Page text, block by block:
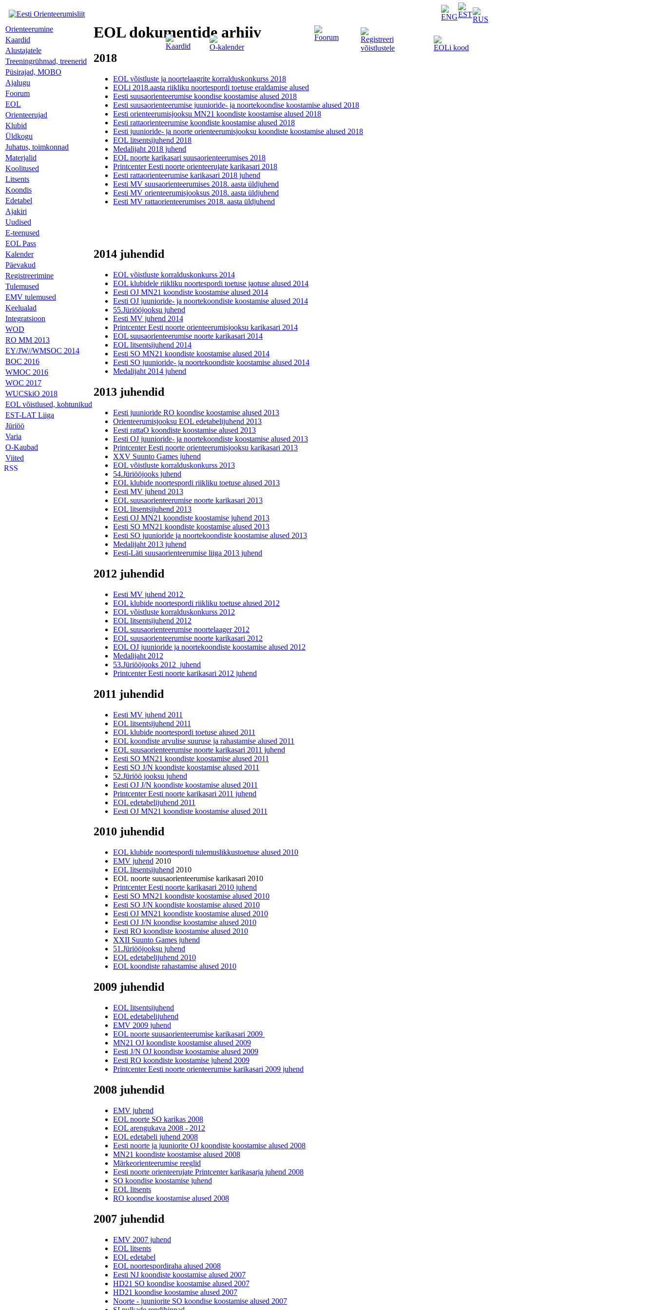
Kaardid O-kalender
Foorum
Registreeri
võistlustele
EOLi kood
Orienteerumine
Kaardid
Alustajatele
Treeningrühmad, treenerid
Püsirajad, MOBO
Ajalugu
Foorum
EOL
Orienteerujad
Klubid
Üldkogu
Juhatus, toimkonnad
Materjalid
Koolitused
Litsents
Koondis
Edetabel
Ajakiri
Uudised
E-teenused
EOL Pass
Kalender
Päevakud
Registreerimine
Tulemused
EMV tulemused
Keelualad
Integratsioon
WOD
RO MM 2013
EY/JW//WMSOC 2014
BOC 2016
WMOC 2016
WOC 2017
WUCSkiO 2018
EOL võistlused, kohtunikud
EST-LAT Liiga
Jüriöö
Varia
O-Kaubad
Viited
EOL dokumentide arhiiv
2018
EOL võistluste ja noortelaagrite korralduskonkurss 2018
EOLi 2018.aasta riikliku noortespordi toetuse eraldamise alused
Eesti suusaorienteerumise koondise koostamise alused 2018
Eesti suusaorienteerumise juunioride- ja noortekoondise koostamise alused 2018
Eesti orienteerumisjooksu MN21 koondiste koostamise alused 2018
Eesti rattaorienteerumise koondiste koostamise alused 2018
Eesti juunioride- ja noorte orienteerumisjooksu koondiste koostamise alused 2018
EOL litsentsijuhend 2018
Medalijaht 2018 juhend
EOL noorte karikasari suusaorienteerumises 2018
Printcenter Eesti noorte orienteerujate karikasari 2018
Eesti rattaorienteerumise karikasari 2018 juhend
Eesti MV suusaorienteerumises 2018. aasta üldjuhend
Eesti MV orienteerumisjooksus 2018. aasta üldjuhend
Eesti MV rattaorienteerumises 2018. aasta üldjuhend
2014 juhendid
EOL võistluste korralduskonkurss 2014
EOL klubidele riikliku noortespordi toetuse jaotuse alused 2014
Eesti OJ MN21 koondiste koostamise alused 2014
Eesti OJ juunioride- ja noortekoondiste koostamise alused 2014
55.Jüriööjooksu juhend
Eesti MV juhend 2014
Printcenter Eesti noorte orienteerumisjooksu karikasari 2014
EOL suusaorienteerumise noorte karikasari 2014
EOL litsentsijuhend 2014
Eesti SO MN21 koondiste koostamise alused 2014
Eesti SO juunioride- ja noortekoondiste koostamise alused 2014
Medalijaht 2014 juhend
2013 juhendid
Eesti juunioride RO koondise koostamise alused 2013
Orienteerumisjooksu EOL edetabelijuhend 2013
Eesti rattaO koondiste koostamise alused 2013
Eesti OJ juunioride- ja noortekoondiste koostamise alused 2013
Printcenter Eesti noorte orienteerumisjooksu karikasari 2013
XXV Suunto Games juhend
EOL võistluste korralduskonkurss 2013
54.Jüriööjooks juhend
EOL klubide noortespordi riikliku toetuse alused 2013
Eesti MV juhend 2013
EOL suusaorienteerumise noorte karikasari 2013
EOL litsentsijuhend 2013
Eesti OJ MN21 koondiste koostamise juhend 2013
Eesti SO MN21 koondiste koostamise alused 2013
Eesti SO juunioride ja noortekoondiste koostamise alused 2013
Medalijaht 2013 juhend
Eesti-Läti suusaorienteerumise liiga 2013 juhend
2012 juhendid
Eesti MV juhend 2012
EOL klubide noortespordi riikliku toetuse alused 2012
EOL võistluste korralduskonkurss 2012
EOL litsentsijuhend 2012
EOL suusaorienteerumise noortelaager 2012
EOL suusaorienteerumise noorte karikasari 2012
EOL OJ juunioride ja noortekoondiste koostamise alused 2012
Medalijaht 2012
53.Jüriööjooks 2012_juhend
Printcenter Eesti noorte karikasari 2012 juhend
2011 juhendid
Eesti MV juhend 2011
EOL litsentsijuhend 2011
EOL klubide noortespordi toetuse alused 2011
EOL koondiste arvulise suuruse ja rahastamise alused 2011
EOL suusaorienteerumise noorte karikasari 2011 juhend
Eesti SO MN21 koondiste koostamise alused 2011
Eesti SO J/N koondiste koostamise alused 2011
52.Jüriöö jooksu juhend
Eesti OJ J/N koondiste koostamise alused 2011
Printcenter Eesti noorte karikasari 2011 juhend
EOL edetabelijuhend 2011
Eesti OJ MN21 koondiste koostamise alused 2011
2010 juhendid
EOL klubide noortespordi tulemuslikkustoetuse alused 2010
EMV juhend 2010
EOL litsentsijuhend 2010
EOL noorte suusaorienteerumise karikasari 2010
Printcenter Eesti noorte karikasari 2010 juhend
Eesti SO MN21 koondiste koostamise alused 2010
Eesti SO J/N koondiste koostamise alused 2010
Eesti OJ MN21 koondiste koostamise alused 2010
Eesti OJ J/N koondise koostamise alused 2010
Eesti RO koondiste koostamise alused 2010
XXII Suunto Games juhend
51.Jüriööjooksu juhend
EOL edetabelijuhend 2010
EOL koondiste rahastamise alused 2010
2009 juhendid
EOL litsentsijuhend
EOL edetabelijuhend
EMV 2009 juhend
EOL noorte suusaorienteerumise karikasari 2009
MN21 OJ koondiste koostamise alused 2009
Eesti J/N OJ koondiste koostamise alused 2009
Eesti RO koondiste koostamise juhend 2009
Printcenter Eesti noorte orienteerumise karikasari 2009 juhend
2008 juhendid
EMV juhend
EOL noorte SO karikas 2008
EOL arengukava 2008 - 2012
EOL edetabeli juhend 2008
Eesti noorte ja juuniorite OJ koondiste koostamise alused 2008
MN21 koondiste koostamise alused 2008
Märkeorienteerumise reeglid
Eesti noorte orienteerujate Printcenter karikasarja juhend 2008
SO koondise koostamise juhend
EOL litsents
RO koondise koostamise alused 2008
2007 juhendid
EMV 2007 juhend
EOL litsents
EOL edetabel
EOL noortespordiraha alused 2008
Eesti NJ koondiste koostamise alused 2007
HD21 SO koondise koostamise alused 2007
HD21 koondise koostamise alused 2007
Noorte - juuniorite SO koondise koostamise alused 2007